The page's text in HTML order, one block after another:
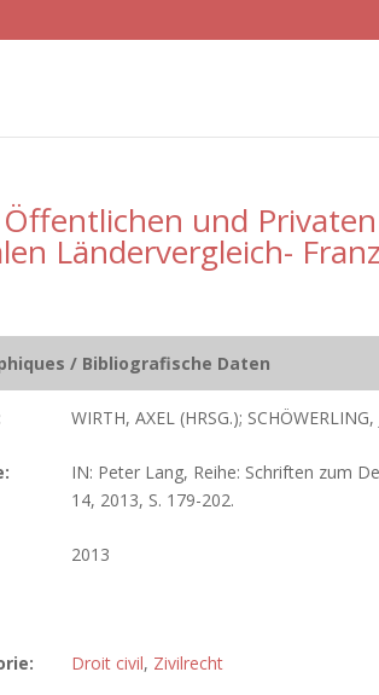
und
Ländervergleich-
/ Bibliografische Daten
WIRTH, AXEL (HRSG.);
IN: Peter Lang, Reihe: Schriften zum
14, 2013, S. 179-202.
2013
Droit civil, Zivilrecht